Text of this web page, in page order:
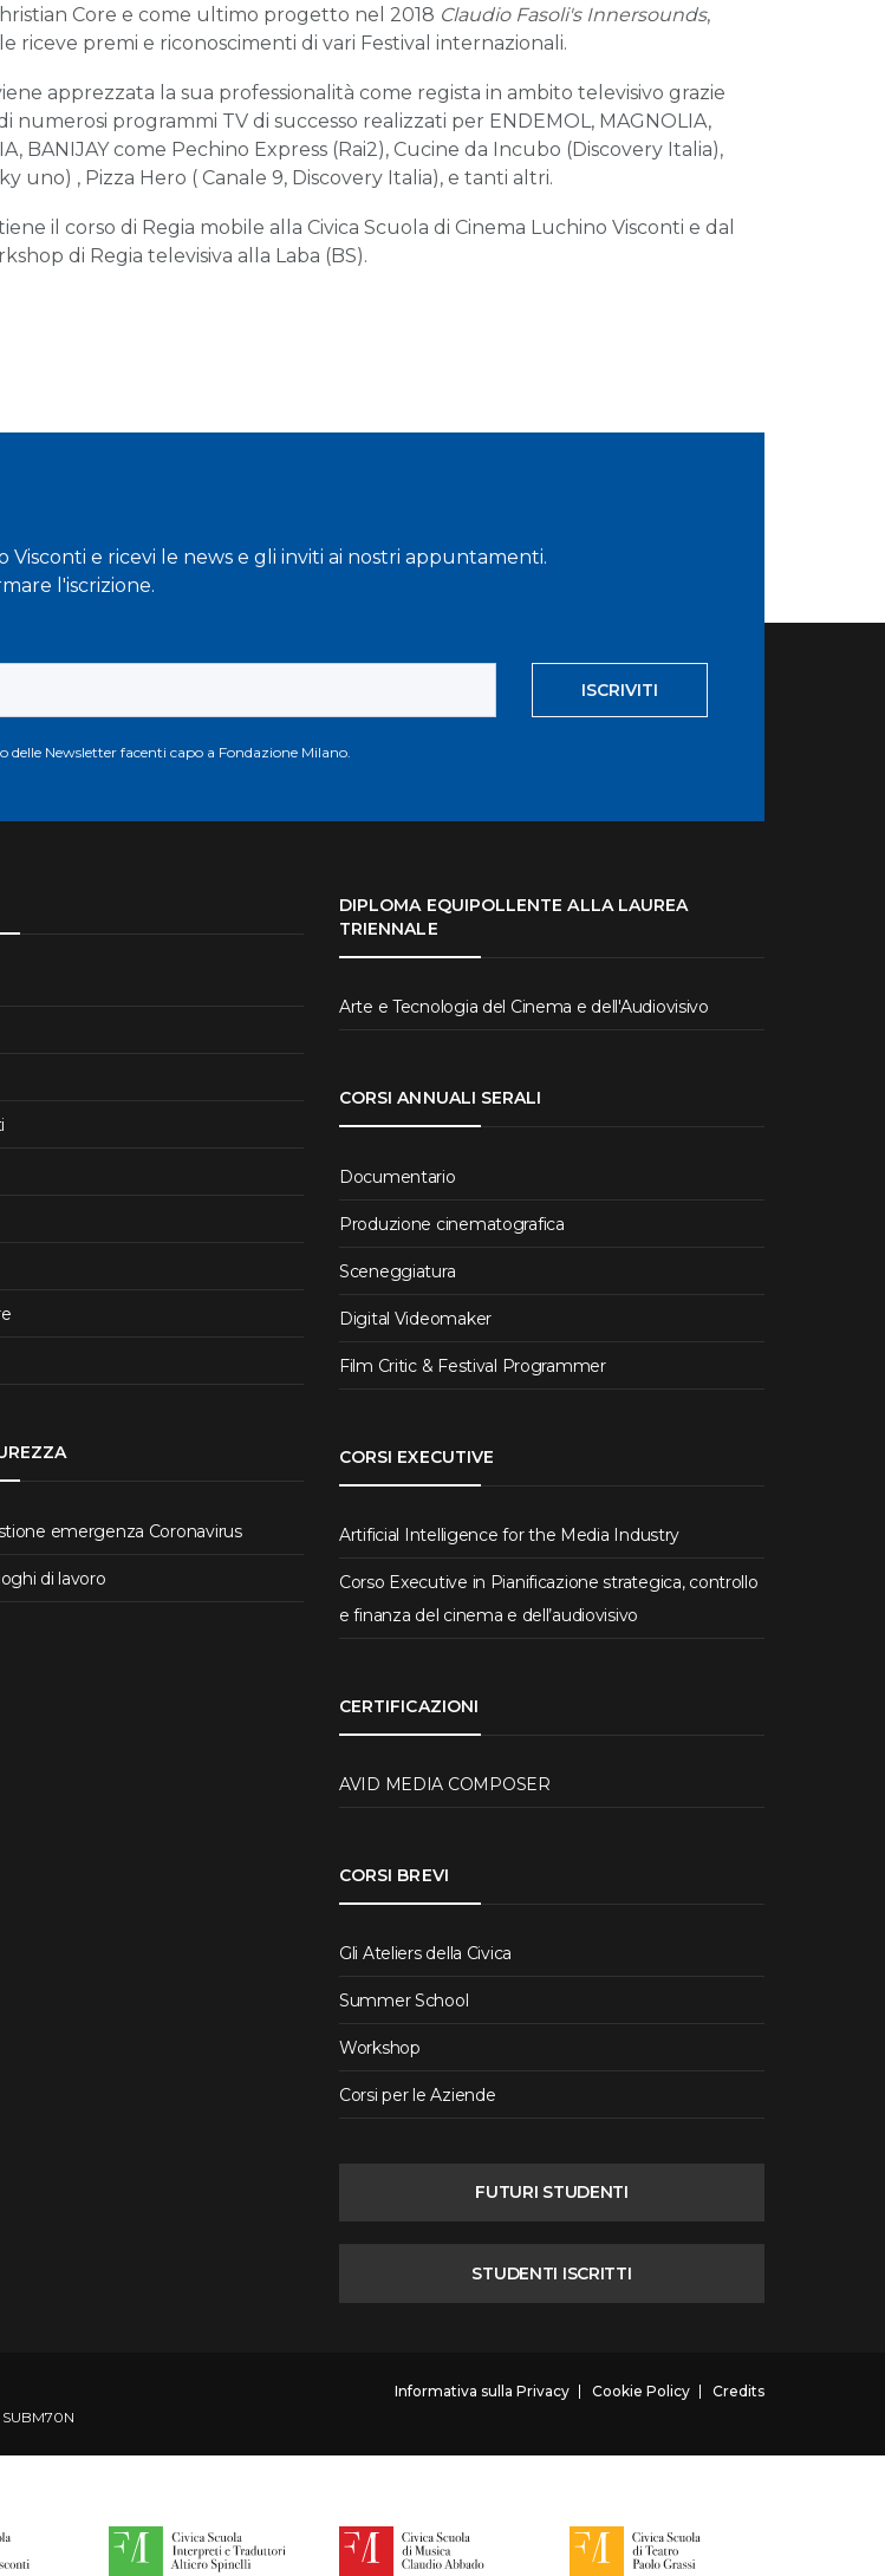
Core e come ultimo progetto nel 2018 Claudio Fasoli's Innersounds,
riceve premi e riconoscimenti di vari Festival internazionali.
apprezzata la sua professionalità come regista in ambito televisivo grazie
numerosi programmi TV di successo realizzati per ENDEMOL, MAGNOLIA,
BANIJAY come Pechino Express (Rai2), Cucine da Incubo (Discovery Italia),
uno) , Pizza Hero ( Canale 9, Discovery Italia), e tanti altri.
il corso di Regia mobile alla Civica Scuola di Cinema Luchino Visconti e dal
di Regia televisiva alla Laba (BS).
e ricevi le news e gli inviti ai nostri appuntamenti.
l'iscrizione.
ISCRIVITI
Newsletter facenti capo a Fondazione Milano.
emergenza Coronavirus
di lavoro
DIPLOMA EQUIPOLLENTE ALLA LAUREA
TRIENNALE
Arte e Tecnologia del Cinema e dell'Audiovisivo
CORSI ANNUALI SERALI
Documentario
Produzione cinematografica
Sceneggiatura
Digital Videomaker
Film Critic & Festival Programmer
CORSI EXECUTIVE
Artificial Intelligence for the Media Industry
Corso Executive in Pianificazione strategica, controllo
e finanza del cinema e dell’audiovisivo
CERTIFICAZIONI
AVID MEDIA COMPOSER
CORSI BREVI
Gli Ateliers della Civica
Summer School
Workshop
Corsi per le Aziende
FUTURI STUDENTI
STUDENTI ISCRITTI
SUBM70N
Informativa sulla Privacy Cookie Policy Credits